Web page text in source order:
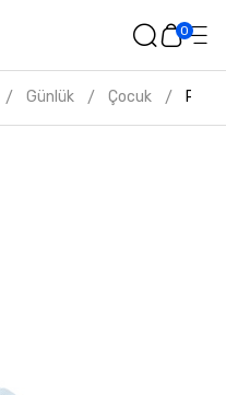
0
/ Günlük / Çocuk /